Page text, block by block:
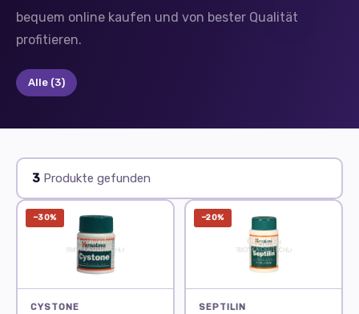
bequem online kaufen und von bester Qualität
profitieren.
Alle (3)
3 Produkte gefunden
−30%
CYSTONE
−20%
SEPTILIN